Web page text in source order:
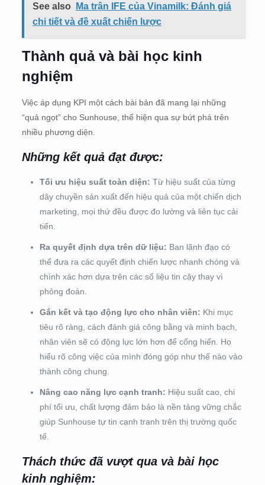
See also
Ma trận IFE của Vinamilk: Đánh giá
chi tiết và đề xuất chiến lược
Thành quả và bài học kinh
nghiệm
Việc áp dụng KPI một cách bài bản đã mang lại những
“quả ngọt” cho Sunhouse, thể hiện qua sự bứt phá trên
nhiều phương diện.
Những kết quả đạt được:
Tối ưu hiệu suất toàn diện: Từ hiệu suất của từng
dây chuyền sản xuất đến hiệu quả của một chiến dịch
marketing, mọi thứ đều được đo lường và liên tục cải
tiến.
Ra quyết định dựa trên dữ liệu: Ban lãnh đạo có
thể đưa ra các quyết định chiến lược nhanh chóng và
chính xác hơn dựa trên các số liệu tin cậy thay vì
phỏng đoán.
Gắn kết và tạo động lực cho nhân viên: Khi mục
tiêu rõ ràng, cách đánh giá công bằng và minh bạch,
nhân viên sẽ có động lực lớn hơn để cống hiến. Họ
hiểu rõ công việc của mình đóng góp như thế nào vào
thành công chung.
Nâng cao năng lực cạnh tranh: Hiệu suất cao, chi
phí tối ưu, chất lượng đảm bảo là nền tảng vững chắc
giúp Sunhouse tự tin cạnh tranh trên thị trường quốc
tế.
Thách thức đã vượt qua và bài học
kinh nghiệm: